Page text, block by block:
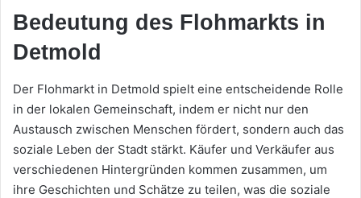
Bedeutung des Flohmarkts in
Detmold
Der Flohmarkt in Detmold spielt eine entscheidende Rolle
in der lokalen Gemeinschaft, indem er nicht nur den
Austausch zwischen Menschen fördert, sondern auch das
soziale Leben der Stadt stärkt. Käufer und Verkäufer aus
verschiedenen Hintergründen kommen zusammen, um
ihre Geschichten und Schätze zu teilen, was die soziale